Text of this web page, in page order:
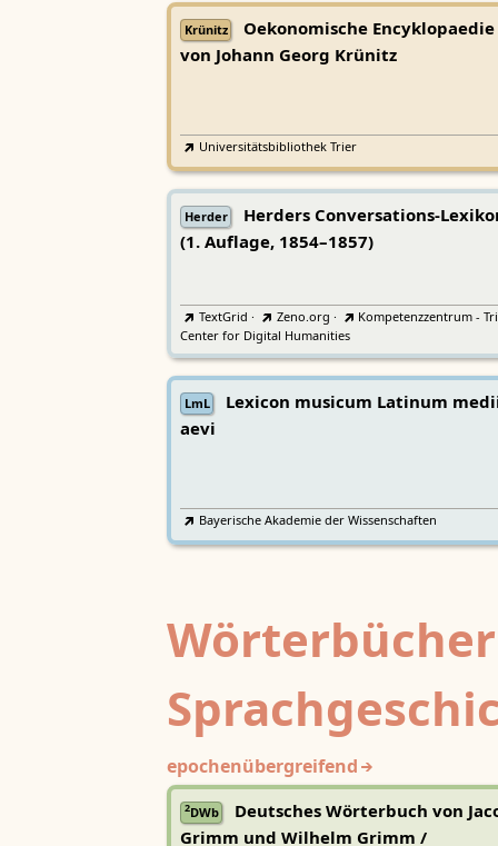
Krünitz
Oekonomische Encyklopaedie
von Johann Georg Krünitz
Universitätsbibliothek Trier
Herder
Herders Conversations-
(1. Auflage, 1854–1857)
TextGrid · Zeno.org ·
Kompetenzzentrum -
Center for Digital Humanities
LmL
Lexicon musicum Latinum
aevi
Bayerische Akademie der Wissenschaften
epochenübergreifend
2DWb
Deutsches Wörterbuch von
Grimm und Wilhelm Grimm /